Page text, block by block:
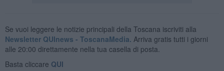
Se vuoi leggere le notizie principali della Toscana iscriviti alla
Newsletter QUInews - ToscanaMedia. Arriva gratis tutti i giorni
alle 20:00 direttamente nella tua casella di posta.
Basta cliccare QUI